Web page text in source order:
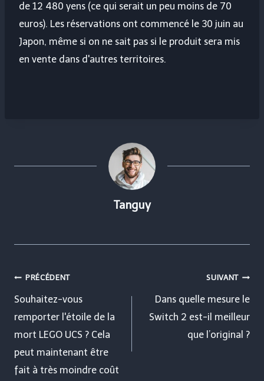
de 12 480 yens (ce qui serait un peu moins de 70
euros). Les réservations ont commencé le 30 juin au
Japon, même si on ne sait pas si le produit sera mis
en vente dans d'autres territoires.
Tanguy
Navigation
de
l’article
PRÉCÉDENT
Souhaitez-vous
remporter l'étoile de la
mort LEGO UCS ? Cela
peut maintenant être
fait à très moindre coût
SUIVANT
Dans quelle mesure le
Switch 2 est-il meilleur
que l’original ?